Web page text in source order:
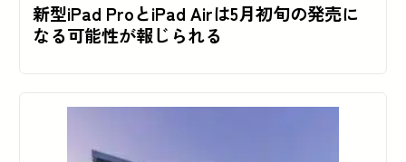
新型iPad ProとiPad Airは5月初旬の発売に
なる可能性が報じられる